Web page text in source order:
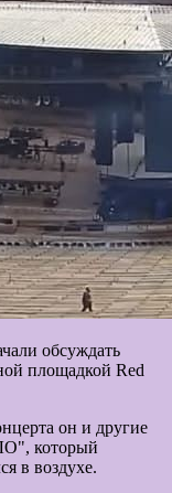
обсуждать
площадкой Red
он и другие
который
в воздухе.